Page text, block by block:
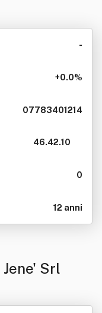
-
+0.0%
07783401214
46.42.10
0
12 anni
Jene' Srl